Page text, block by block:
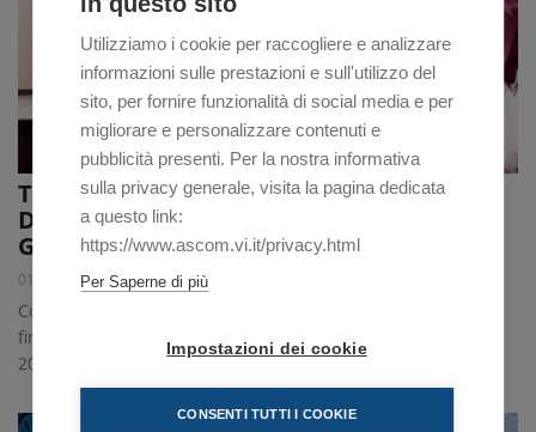
TURISMO: DIFFERITA L'EROGAZIONE
DELL'ELEMENTO ECONOMICO DI
GARANZIA
01/04/2016
Confcommercio Vicenza e organizzazioni sindacali hanno
firmato l'accordo che sposta il pagamento al 31 dicembre
2016, in mancanza di un accordo di secondo livello
Utilizziamo i cookie per raccogliere e analizzare
informazioni sulle prestazioni e sull'utilizzo del
sito, per fornire funzionalità di social media e per
migliorare e personalizzare contenuti e
pubblicità presenti. Per la nostra informativa
sulla privacy generale, visita la pagina dedicata
a questo link:
https://www.ascom.vi.it/privacy.html
Per Saperne di più
Impostazioni dei cookie
CONSENTI TUTTI I COOKIE